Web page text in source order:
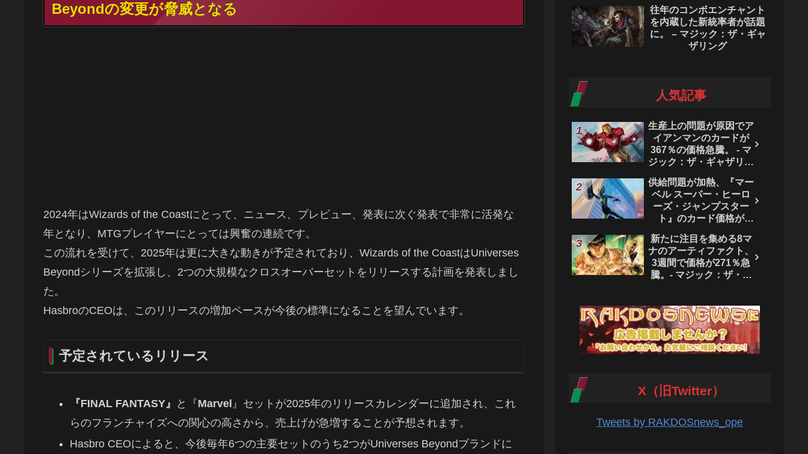
Beyondの変更が脅威となる
2024年はWizards of the Coastにとって、ニュース、プレビュー、発表に次ぐ発表で非常に活発な
年となり、MTGプレイヤーにとっては興奮の連続です。
この流れを受けて、2025年は更に大きな動きが予定されており、Wizards of the CoastはUniverses
Beyondシリーズを拡張し、2つの大規模なクロスオーバーセットをリリースする計画を発表しまし
た。
HasbroのCEOは、このリリースの増加ペースが今後の標準になることを望んでいます。
予定されているリリース
『FINAL FANTASY』 と『Marvel 』セットが2025年のリリースカレンダーに追加され、これ
らのフランチャイズへの関心の高さから、売上げが急増することが予想されます。
Hasbro CEOによると、今後毎年6つの主要セットのうち2つがUniverses Beyondブランドに
往年のコンボエンチャント
を内蔵した新統率者が話題
に。 – マジック：ザ・ギャ
ザリング
人気記事
生産上の問題が原因でア
イアンマンのカードが
367％の価格急騰。 - マ
ジック：ザ・ギャザリン
供給問題が加熱、『マー
ベル スーパー・ヒーロ
ーズ・ジャンプスター
ト』のカード価格が
ク：ザ・ギャザリング
新たに注目を集める8マ
ナのアーティファクト、
3週間で価格が271％急
騰。- マジック：ザ・ギ
X（旧Twitter）
Tweets by RAKDOSnews_ope